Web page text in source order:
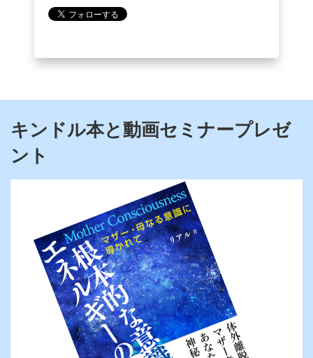
キンドル本と動画セミナープレゼ
ント